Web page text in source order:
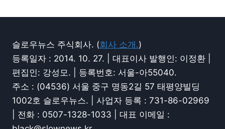
슬로우뉴스 주식회사. (회사 소개.)
등록일자 : 2014. 10. 27. | 대표이사 발행인: 이정환 |
편집인: 강성모. | 등록번호: 서울-아55040.
주소 : (04536) 서울 중구 명동2길 57 태평양빌딩
1002호 슬로우뉴스. | 사업자 등록 : 731-86-02969
| 전화 : 0507-1328-1033 | 대표 이메일 :